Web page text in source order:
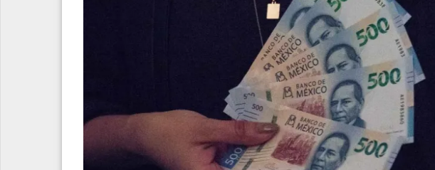
CCE no descarta que economía mexicana pu...